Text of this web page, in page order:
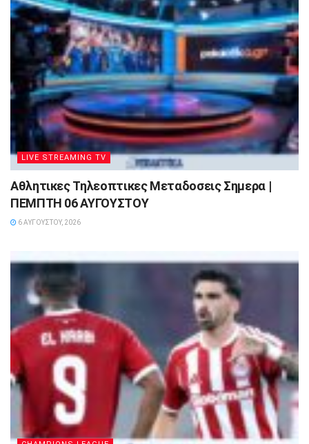
LIVE STREAMING TV
Αθλητικες Τηλεοπτικες Μεταδοσεις Σημερα |
ΠΕΜΠΤΗ 06 ΑΥΓΟΥΣΤΟΥ
6 ΑΥΓΟΎΣΤΟΥ, 2026